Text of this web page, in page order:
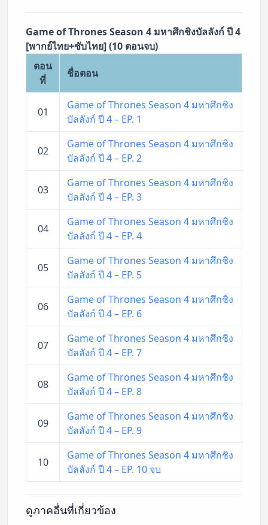
Game of Thrones Season 4 มหาศึกชิงบัลลังก์ ปี 4
[พากย์ไทย+ซับไทย] (10 ตอนจบ)
ตอน
ที่
ชื่อตอน
01
Game of Thrones Season 4 มหาศึกชิง
บัลลังก์ ปี 4 – EP. 1
02
Game of Thrones Season 4 มหาศึกชิง
บัลลังก์ ปี 4 – EP. 2
03
Game of Thrones Season 4 มหาศึกชิง
บัลลังก์ ปี 4 – EP. 3
04
Game of Thrones Season 4 มหาศึกชิง
บัลลังก์ ปี 4 – EP. 4
05
Game of Thrones Season 4 มหาศึกชิง
บัลลังก์ ปี 4 – EP. 5
06
Game of Thrones Season 4 มหาศึกชิง
บัลลังก์ ปี 4 – EP. 6
07
Game of Thrones Season 4 มหาศึกชิง
บัลลังก์ ปี 4 – EP. 7
08
Game of Thrones Season 4 มหาศึกชิง
บัลลังก์ ปี 4 – EP. 8
09
Game of Thrones Season 4 มหาศึกชิง
บัลลังก์ ปี 4 – EP. 9
10
Game of Thrones Season 4 มหาศึกชิง
บัลลังก์ ปี 4 – EP. 10 จบ
ดูภาคอื่นที่เกี่ยวข้อง